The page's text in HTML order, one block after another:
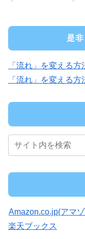
是
「流れ」を変える方
「流れ」を変える方
Amazon.co.jp(アマ
楽天ブックス